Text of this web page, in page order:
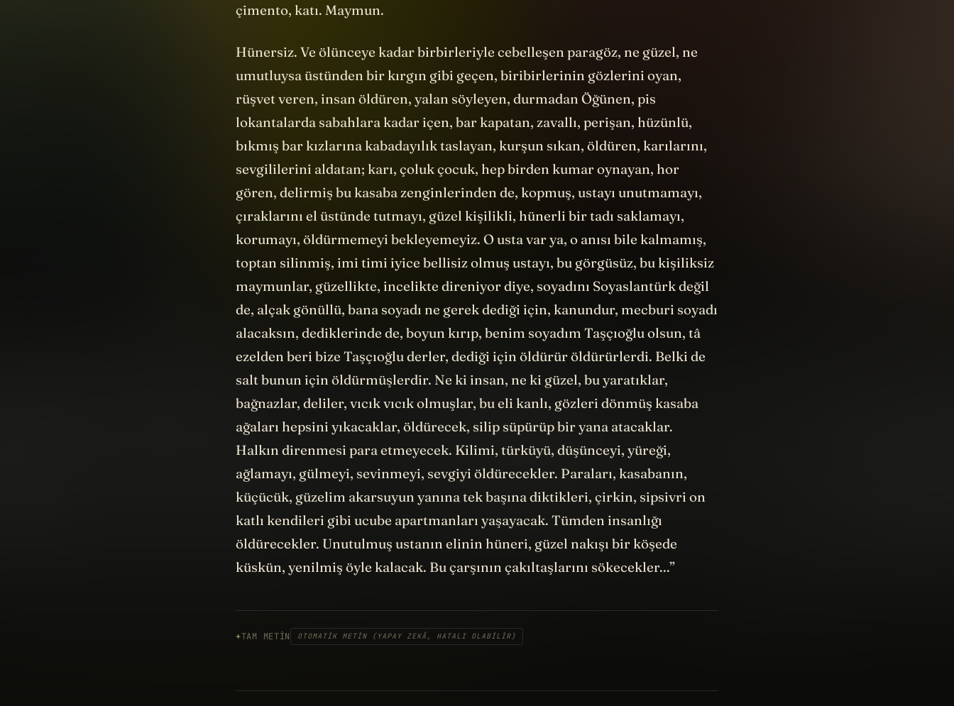
çimento, katı. Maymun.
Hünersiz. Ve ölünceye kadar birbirleriyle cebelleşen paragöz, ne güzel, ne
umutluysa üstünden bir kırgın gibi geçen, biribirlerinin gözlerini oyan,
rüşvet veren, insan öldüren, yalan söyleyen, durmadan Öğünen, pis
lokantalarda sabahlara kadar içen, bar kapatan, zavallı, perişan, hüzünlü,
bıkmış bar kızlarına kabadayılık taslayan, kurşun sıkan, öldüren, karılarını,
sevgililerini aldatan; karı, çoluk çocuk, hep birden kumar oynayan, hor
gören, delirmiş bu kasaba zenginlerinden de, kopmuş, ustayı unutmamayı,
çıraklarını el üstünde tutmayı, güzel kişilikli, hünerli bir tadı saklamayı,
korumayı, öldürmemeyi bekleyemeyiz. O usta var ya, o anısı bile kalmamış,
toptan silinmiş, imi timi iyice bellisiz olmuş ustayı, bu görgüsüz, bu kişiliksiz
maymunlar, güzellikte, incelikte direniyor diye, soyadını Soyaslantürk değil
de, alçak gönüllü, bana soyadı ne gerek dediği için, kanundur, mecburi soyadı
alacaksın, dediklerinde de, boyun kırıp, benim soyadım Taşçıoğlu olsun, tâ
ezelden beri bize Taşçıoğlu derler, dediği için öldürür öldürürlerdi. Belki de
salt bunun için öldürmüşlerdir. Ne ki insan, ne ki güzel, bu yaratıklar,
bağnazlar, deliler, vıcık vıcık olmuşlar, bu eli kanlı, gözleri dönmüş kasaba
ağaları hepsini yıkacaklar, öldürecek, silip süpürüp bir yana atacaklar.
Halkın direnmesi para etmeyecek. Kilimi, türküyü, düşünceyi, yüreği,
ağlamayı, gülmeyi, sevinmeyi, sevgiyi öldürecekler. Paraları, kasabanın,
küçücük, güzelim akarsuyun yanına tek başına diktikleri, çirkin, sipsivri on
katlı kendileri gibi ucube apartmanları yaşayacak. Tümden insanlığı
öldürecekler. Unutulmuş ustanın elinin hüneri, güzel nakışı bir köşede
küskün, yenilmiş öyle kalacak. Bu çarşının çakıltaşlarını sökecekler...”
TAM METIN OTOMATIK METIN (YAPAY ZEKÂ, HATALI OLABILIR)